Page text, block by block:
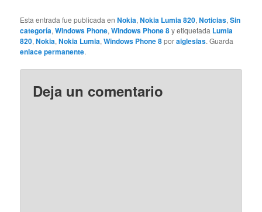
Esta entrada fue publicada enNokia,Nokia Lumia 820,Noticias,Sin
categoría,Windows Phone,Windows Phone 8y etiquetada Lumia
820,Nokia,Nokia Lumia,Windows Phone 8poraiglesias. Guarda
enlace permanente.
Deja un comentario